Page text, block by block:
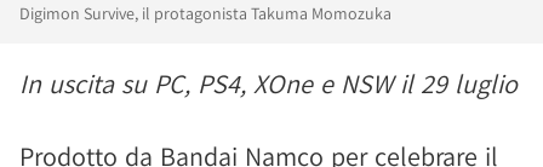
Digimon Survive, il protagonista Takuma Momozuka
In uscita su PC, PS4, XOne e NSW il 29 luglio
Prodotto da Bandai Namco per celebrare il